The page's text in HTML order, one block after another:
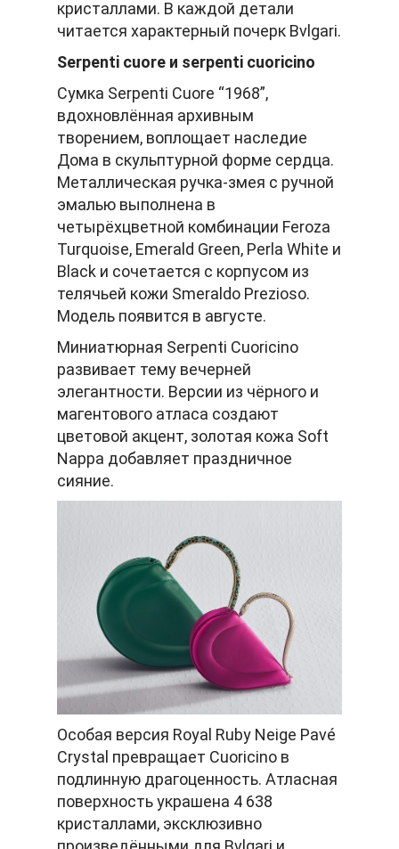
кристаллами. В каждой детали
читается характерный почерк Bvlgari.
Serpenti cuore и serpenti cuoricino
Сумка Serpenti Cuore “1968”,
вдохновлённая архивным
творением, воплощает наследие
Дома в скульптурной форме сердца.
Металлическая ручка-змея с ручной
эмалью выполнена в
четырёхцветной комбинации Feroza
Turquoise, Emerald Green, Perla White и
Black и сочетается с корпусом из
телячьей кожи Smeraldo Prezioso.
Модель появится в августе.
Миниатюрная Serpenti Cuoricino
развивает тему вечерней
элегантности. Версии из чёрного и
магентового атласа создают
цветовой акцент, золотая кожа Soft
Nappa добавляет праздничное
сияние.
Особая версия Royal Ruby Neige Pavé
Crystal превращает Cuoricino в
подлинную драгоценность. Атласная
поверхность украшена 4 638
кристаллами, эксклюзивно